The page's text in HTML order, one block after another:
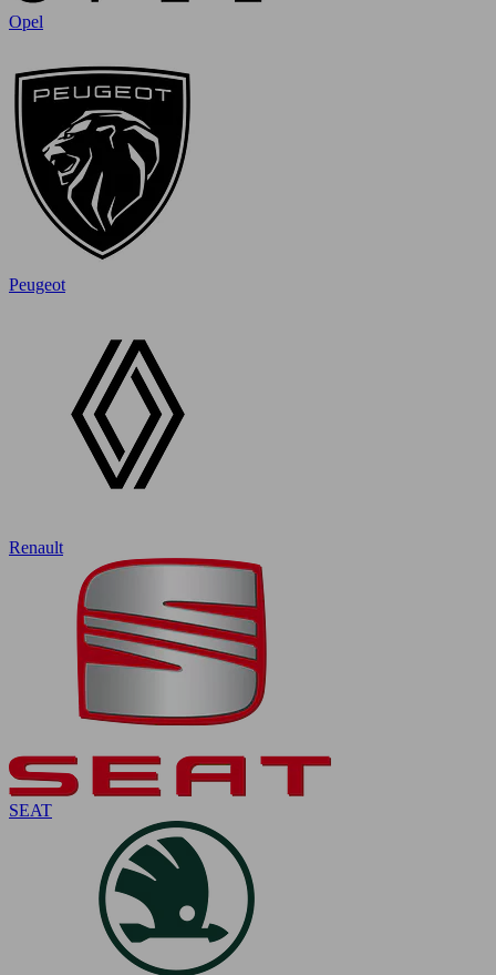
Opel
Peugeot
Renault
SEAT